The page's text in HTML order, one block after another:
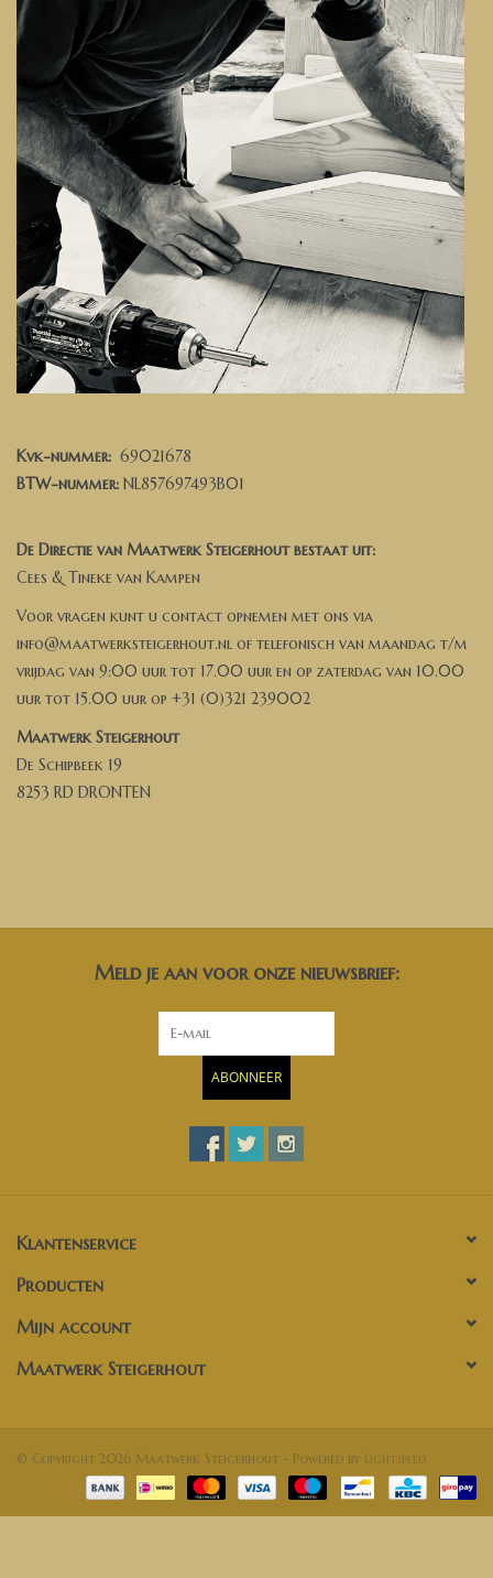
Kvk-nummer: 69021678
BTW-nummer: NL857697493B01
De Directie van Maatwerk Steigerhout bestaat uit:
Cees & Tineke van Kampen
Voor vragen kunt u contact opnemen met ons via
info@maatwerksteigerhout.nl of telefonisch van maandag t/m
vrijdag van 9:00 uur tot 17.00 uur en op zaterdag van 10.00
uur tot 15.00 uur op +31 (0)321 239002
Maatwerk Steigerhout
De Schipbeek 19
8253 RD DRONTEN
Meld je aan voor onze nieuwsbrief:
ABONNEER
Klantenservice
Producten
Mijn account
Maatwerk Steigerhout
© Copyright 2026 Maatwerk Steigerhout - Powered by Lightspeed